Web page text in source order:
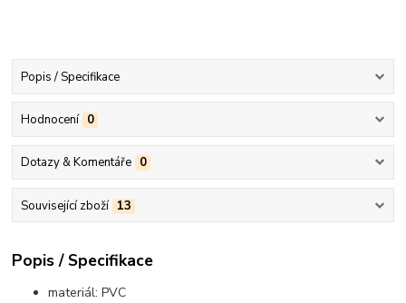
Popis / Specifikace
Hodnocení 0
Dotazy & Komentáře 0
Související zboží 13
Popis / Specifikace
materiál: PVC